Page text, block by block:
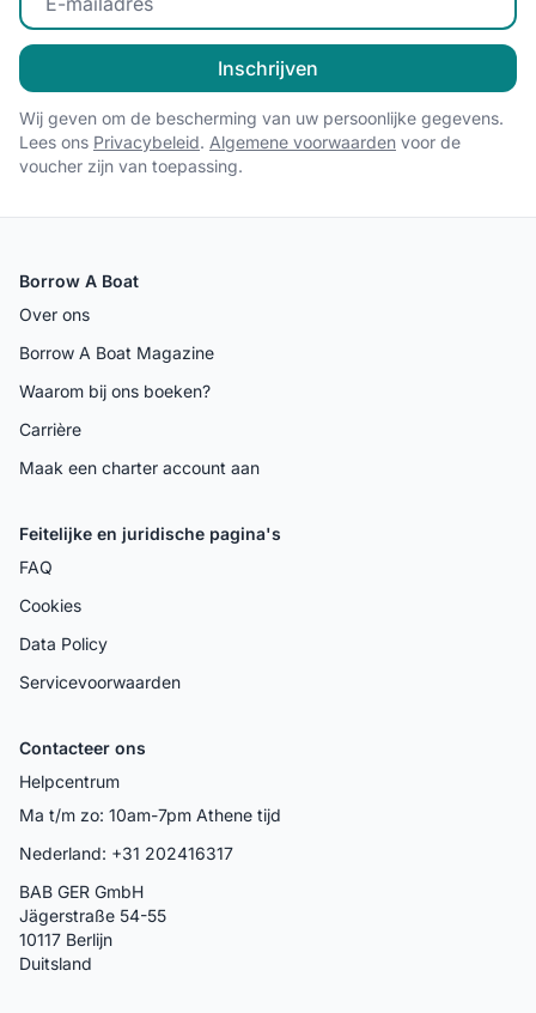
Inschrijven
Wij geven om de bescherming van uw persoonlijke gegevens.
Lees ons Privacybeleid. Algemene voorwaarden voor de
voucher zijn van toepassing.
Borrow A Boat
Over ons
Borrow A Boat Magazine
Waarom bij ons boeken?
Carrière
Maak een charter account aan
Feitelijke en juridische pagina's
FAQ
Cookies
Data Policy
Servicevoorwaarden
Contacteer ons
Helpcentrum
Ma t/m zo: 10am-7pm Athene tijd
Nederland: +31 202416317
BAB GER GmbH
Jägerstraße 54-55
10117 Berlijn
Duitsland